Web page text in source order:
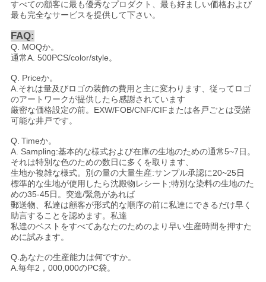
すべての顧客に最も優秀なプロダクト、最も好ましい価格および
最も完全なサービスを提供して下さい。
FAQ:
Q. MOQか。
通常A. 500PCS/color/style。
Q. Priceか。
A. それは量及びロゴの装飾の費用と主に変わります、従ってロゴ
のアートワークが提供したら感謝されています
厳密な価格設定の前。EXW/FOB/CNF/CIFまたは各戸ごとは受諾
可能な井戸です。
Q. Timeか。
A. Sampling:基本的な様式および在庫の生地のための通常5~7日。
それは特別な色のための数日に多くを取ります、
生地か複雑な様式。別の量の大量生産:サンプル承認に20~25日
標準的な生地が使用したら沈殿物レシート;特別な染料の生地のた
めの35-45日。突進/緊急があれば
郵送物、私達は顧客が形式的な順序の前に私達にできるだけ早く
助言することを認めます。私達
私達のベストをすべてあなたのためのより早い生産時間を押すた
めに試みます。
Q. あなたの生産能力は何ですか。
A. 毎年2，000,000のPC袋。